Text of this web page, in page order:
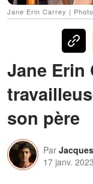
Jane Erin Carrey |
Jane Erin
son père
Par
17 janv. 2023